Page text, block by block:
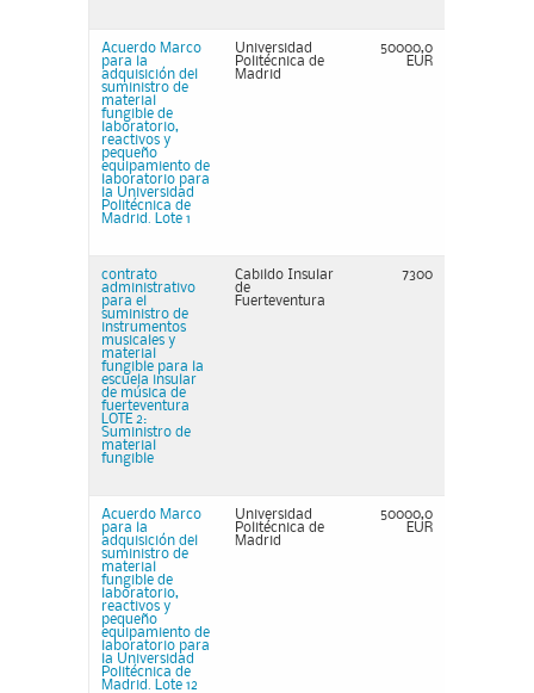
Acuerdo Marco
para la
adquisición del
suministro de
material
fungible de
laboratorio,
reactivos y
pequeño
equipamiento de
laboratorio para
la Universidad
Politécnica de
Madrid. Lote 1
Universidad
Politécnica de
Madrid
50000,0
EUR
contrato
administrativo
para el
suministro de
instrumentos
musicales y
material
fungible para la
escuela insular
de música de
fuerteventura
LOTE 2:
Suministro de
material
fungible
Cabildo Insular
de
Fuerteventura
7300
Acuerdo Marco
para la
adquisición del
suministro de
material
fungible de
laboratorio,
reactivos y
pequeño
equipamiento de
laboratorio para
la Universidad
Politécnica de
Madrid. Lote 12
Universidad
Politécnica de
Madrid
50000,0
EUR